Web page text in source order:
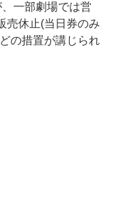
一部劇場では営
売休止(当日券のみ
の措置が講じられ